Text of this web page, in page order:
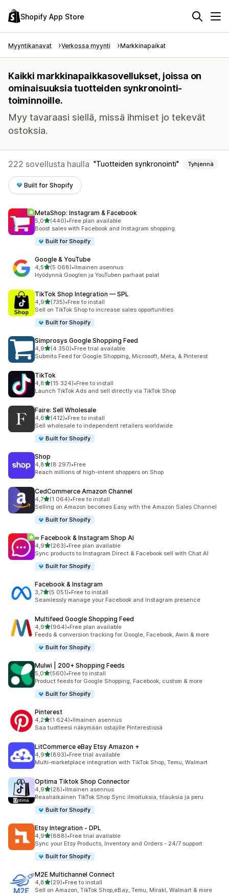
Shopify App Store
Myyntikanavat Verkossa myynti Markkinapaikat
Kaikki markkinapaikkasovellukset, joissa on
ominaisuuksia tuotteiden synkronointi-
toiminnoille.
Myy tavaraasi siellä, missä ihmiset jo tekevät
ostoksia.
222 sovellusta haulla Tuotteiden synkronointi Tyhjennä
Built for Shopify
MetaShop: Instagram & Facebook
5,0/ 5 tähteä
(440)
440 arvostelua yhteensä
•Free plan available
Boost sales with Facebook and Instagram shopping.
Built for Shopify
Google & YouTube
4,5/ 5 tähteä
(5 068)
5068 arvostelua yhteensä
•Ilmainen asennus
Hyödynnä Googlen ja YouTuben parhaat palat
TikTok Shop Integration — SPL
4,9/ 5 tähteä
(735)
735 arvostelua yhteensä
•Free to install
Sell on TikTok Shop to increase sales opportunities
Built for Shopify
Simprosys Google Shopping Feed
4,9/ 5 tähteä
(4 350)
4350 arvostelua yhteensä
•Free trial available
Submits Feed for Google Shopping, Microsoft, Meta, & Pinterest
TikTok
4,8/ 5 tähteä
(15 324)
15324 arvostelua yhteensä
•Free to install
Launch TikTok Ads and sell directly via TikTok Shop
Faire: Sell Wholesale
4,6/ 5 tähteä
(412)
412 arvostelua yhteensä
•Free to install
Sell wholesale to independent retailers worldwide
Built for Shopify
Shop
4,8/ 5 tähteä
(8 297)
8297 arvostelua yhteensä
•Free
Reach millions of high-intent shoppers on Shop
CedCommerce Amazon Channel
4,7/ 5 tähteä
(1 064)
1064 arvostelua yhteensä
•Free to install
Selling on Amazon becomes Easy with the Amazon Sales Channel
Built for Shopify
∞ Facebook & Instagram Shop AI
4,9/ 5 tähteä
(263)
263 arvostelua yhteensä
•Free plan available
Sync products to Instagram Direct & Facebook sell with Chat AI
Built for Shopify
Facebook & Instagram
3,7/ 5 tähteä
(5 051)
5051 arvostelua yhteensä
•Free to install
Seamlessly manage your Facebook and Instagram presence
Multifeed Google Shopping Feed
4,9/ 5 tähteä
(964)
964 arvostelua yhteensä
•Free plan available
Feeds & conversion tracking for Google, Facebook, Awin & more
Built for Shopify
Mulwi | 200+ Shopping Feeds
5,0/ 5 tähteä
(560)
560 arvostelua yhteensä
•Free to install
Product feeds for Google Shopping, Facebook, custom & more
Built for Shopify
Pinterest
4,2/ 5 tähteä
(1 624)
1624 arvostelua yhteensä
•Ilmainen asennus
Saa tuotteesi näkymään ostajille Pinterestissä
LitCommerce eBay Etsy Amazon +
4,9/ 5 tähteä
(893)
893 arvostelua yhteensä
•Free trial available
Multi-marketplace integration with TikTok Shop, Temu, Walmart
Optima Tiktok Shop Connector
4,9/ 5 tähteä
(28)
28 arvostelua yhteensä
•Ilmainen asennus
Reaaliaikainen TikTok Shop Sync ilmoituksia, tilauksia ja peru
Built for Shopify
Etsy Integration ‑ DPL
4,9/ 5 tähteä
(888)
888 arvostelua yhteensä
•Free trial available
Sync your Etsy Products, Inventory and Orders - 24/7 support
Built for Shopify
M2E Multichannel Connect
4,8/ 5 tähteä
(29)
29 arvostelua yhteensä
•Free to install
Sell on Amazon, TikTok Shop,eBay, Temu, Mirakl, Walmart & more